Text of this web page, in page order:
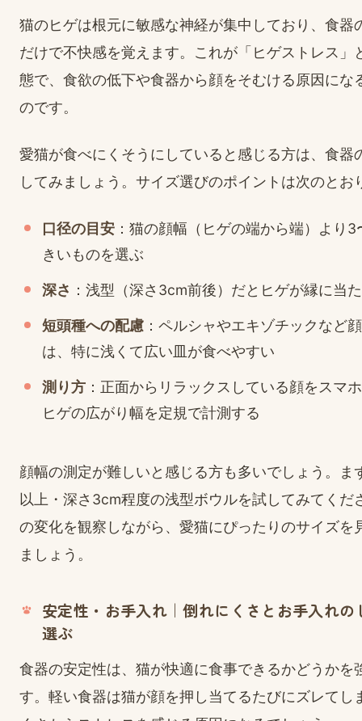
猫のヒゲは根元に敏感な神経が集中しており、食器
だけで不快感を覚えます。これが「ヒゲストレス」
態で、食欲の低下や食器から顔をそむける原因にな
のです。
愛猫が食べにくそうにしていると感じる方は、食器
してみましょう。サイズ選びのポイントは次のとお
口径の目安 ：猫の顔幅（ヒゲの端から端）より
きいものを選ぶ
深さ ：浅型（深さ3cm前後）だとヒゲが縁に当
短頭種への配慮 ：ペルシャやエキゾチックなど
は、特に浅くて広い皿が食べやすい
測り方 ：正面からリラックスしている顔をスマ
ヒゲの広がり幅を定規で計測する
顔幅の測定が難しいと感じる方も多いでしょう。ま
以上・深さ3cm程度の浅型ボウルを試してみてくだ
の変化を観察しながら、愛猫にぴったりのサイズを
ましょう。
安定性・お手入れ｜倒れにくさとお手入れの
選ぶ
食器の安定性は、猫が快適に食事できるかどうかを
す。軽い食器は猫が顔を押し当てるたびにズレてし